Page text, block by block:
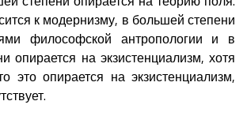
к модернизму, в большей степени
философской антропологии и в
опирается на экзистенциализм, хотя
это опирается на экзистенциализм,